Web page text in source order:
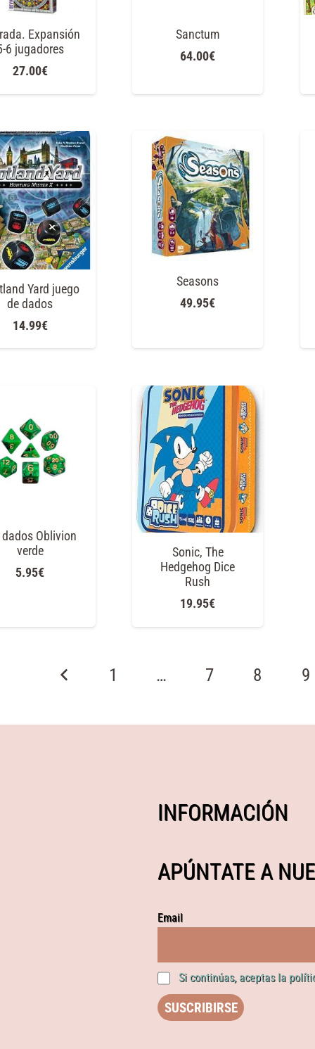
Expansión
6 jugadores
27.00€
Sanctum
64.00€
Yard juego
de dados
14.99€
Seasons
49.95€
dados Oblivion
verde
5.95€
Sonic, The
Hedgehog Dice
Rush
19.95€
1 … 7 8 9
INFORMACIÓN
APÚNTATE A
Email
Si continúas, aceptas la